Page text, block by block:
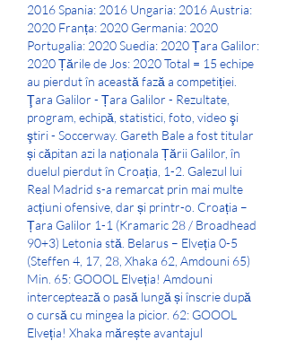
2016 Spania: 2016 Ungaria: 2016 Austria:
2020 Franța: 2020 Germania: 2020
Portugalia: 2020 Suedia: 2020 Țara Galilor:
2020 Țările de Jos: 2020 Total = 15 echipe
au pierdut în această fază a competiției.
Ţara Galilor - Țara Galilor - Rezultate,
program, echipă, statistici, foto, video şi
ştiri - Soccerway. Gareth Bale a fost titular
și căpitan azi la naționala Țării Galilor, în
duelul pierdut în Croația, 1-2. Galezul lui
Real Madrid s-a remarcat prin mai multe
acțiuni ofensive, dar și printr-o. Croația –
Țara Galilor 1-1 (Kramaric 28 / Broadhead
90+3) Letonia stă. Belarus – Elveția 0-5
(Steffen 4, 17, 28, Xhaka 62, Amdouni 65)
Min. 65: GOOOL Elveția! Amdouni
interceptează o pasă lungă și înscrie după
o cursă cu mingea la picior. 62: GOOOL
Elveția! Xhaka mărește avantajul